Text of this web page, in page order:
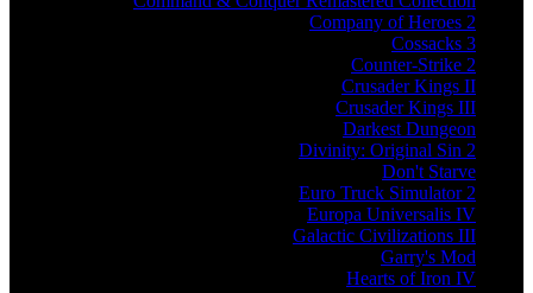
Company of Heroes 2
Cossacks 3
Counter-Strike 2
Crusader Kings II
Crusader Kings III
Darkest Dungeon
Divinity: Original Sin 2
Don't Starve
Euro Truck Simulator 2
Europa Universalis IV
Galactic Civilizations III
Garry's Mod
Hearts of Iron IV